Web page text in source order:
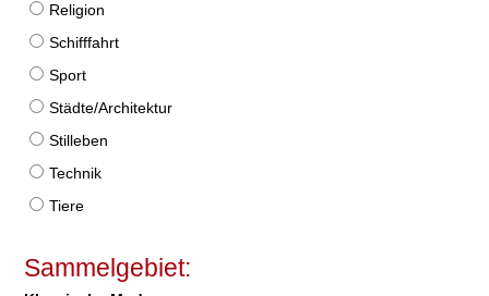
Religion
Schifffahrt
Sport
Städte/Architektur
Stilleben
Technik
Tiere
Sammelgebiet: